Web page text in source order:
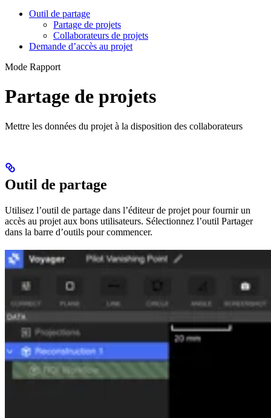
Outil de partage
Partage de projets
Collaborateurs de projets
Demande d’accès au projet
Mode Rapport
Partage de projets
Mettre les données du projet à la disposition des collaborateurs
Outil de partage
Utilisez l’outil de partage dans l’éditeur de projet pour fournir un
accès au projet aux bons utilisateurs. Sélectionnez l’outil Partager
dans la barre d’outils pour commencer.